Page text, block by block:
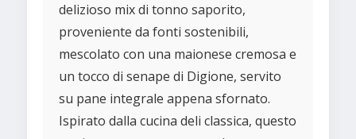
delizioso mix di tonno saporito,
proveniente da fonti sostenibili,
mescolato con una maionese cremosa e
un tocco di senape di Digione, servito
su pane integrale appena sfornato.
Ispirato dalla cucina deli classica, questo